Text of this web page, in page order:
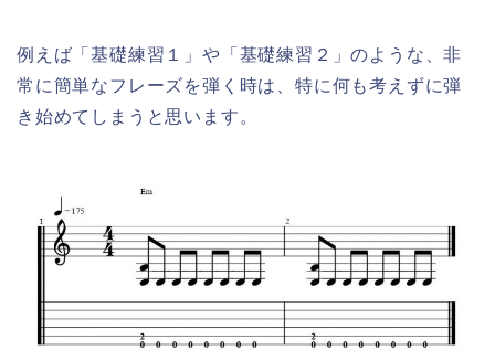
例えば「基礎練習１」や「基礎練習２」のような、非
常に簡単なフレーズを弾く時は、特に何も考えずに弾
き始めてしまうと思います。